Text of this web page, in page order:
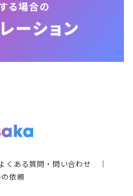
くある質問・問い合わせ ｜
依頼